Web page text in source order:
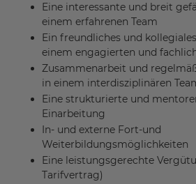
Eine interessante und breit
einem erfahrenen Team
Ein freundliches und
einem engagierten und
Zusammenarbeit und
in einem interdisziplinären
Eine strukturierte und
Einarbeitung
In- und externe Fort-und
Weiterbildungsmöglichkeiten
Eine leistungsgerechte
Tarifvertrag)